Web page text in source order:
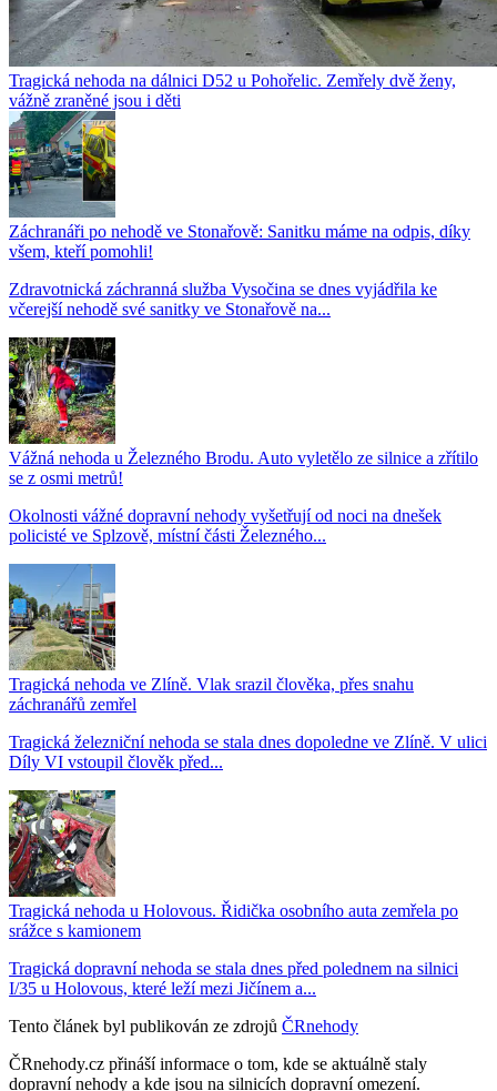
Tragická nehoda na dálnici D52 u Pohořelic. Zemřely dvě ženy,
vážně zraněné jsou i děti
Záchranáři po nehodě ve Stonařově: Sanitku máme na odpis, díky
všem, kteří pomohli!
Zdravotnická záchranná služba Vysočina se dnes vyjádřila ke
včerejší nehodě své sanitky ve Stonařově na...
Vážná nehoda u Železného Brodu. Auto vyletělo ze silnice a zřítilo
se z osmi metrů!
Okolnosti vážné dopravní nehody vyšetřují od noci na dnešek
policisté ve Splzově, místní části Železného...
Tragická nehoda ve Zlíně. Vlak srazil člověka, přes snahu
záchranářů zemřel
Tragická železniční nehoda se stala dnes dopoledne ve Zlíně. V ulici
Díly VI vstoupil člověk před...
Tragická nehoda u Holovous. Řidička osobního auta zemřela po
srážce s kamionem
Tragická dopravní nehoda se stala dnes před polednem na silnici
I/35 u Holovous, které leží mezi Jičínem a...
Tento článek byl publikován ze zdrojů ČRnehody
ČRnehody.cz přináší informace o tom, kde se aktuálně staly
dopravní nehody a kde jsou na silnicích dopravní omezení.